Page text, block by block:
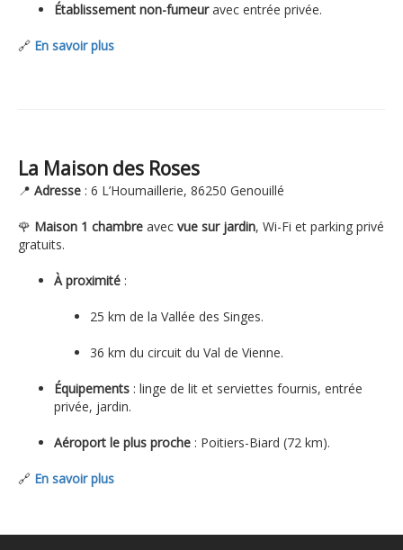
Établissement non-fumeuravec entrée privée.
🔗 En savoir plus
La Maison des Roses
📍 Adresse : 6 L’Houmaillerie, 86250 Genouillé
🌹 Maison 1 chambre avec vue sur jardin, Wi-Fi et parking privé
gratuits.
À proximité :
25 km de la Vallée des Singes.
36 km du circuit du Val de Vienne.
Équipements : linge de lit et serviettes fournis, entrée
privée, jardin.
Aéroport le plus proche : Poitiers-Biard (72 km).
🔗 En savoir plus